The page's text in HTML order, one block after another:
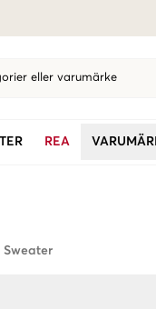
eller varumärke
REA